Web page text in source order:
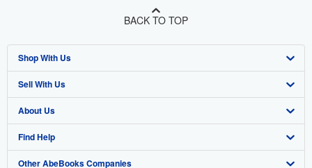
BACK TO TOP
Shop With Us
Advanced Search
Browse Collections
My Account
My Orders
Sell With Us
Start Selling
Join Our Affiliate Program
Book Buyback
About Us
About AbeBooks
Media
Find Help
Help
Other AbeBooks Companies